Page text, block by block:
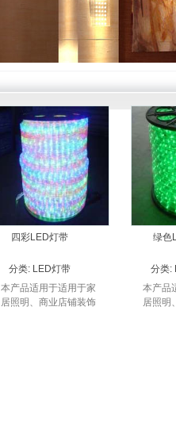
四彩LED灯带
分类: LED灯带
本产品适用于适用于家
居照明、商业店铺装饰
绿色
分类:
本产品
居照明